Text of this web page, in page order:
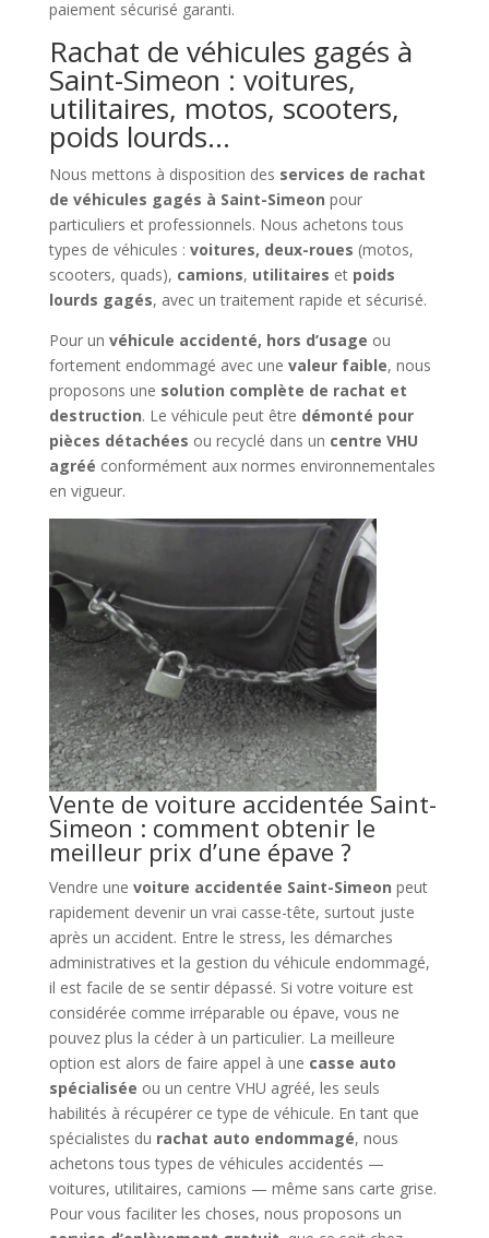
paiement sécurisé garanti.
Rachat de véhicules gagés à
Saint-Simeon : voitures,
utilitaires, motos, scooters,
poids lourds…
Nous mettons à disposition des services de rachat
de véhicules gagés à Saint-Simeon pour
particuliers et professionnels. Nous achetons tous
types de véhicules : voitures, deux-roues (motos,
scooters, quads), camions, utilitaires et poids
lourds gagés, avec un traitement rapide et sécurisé.
Pour un véhicule accidenté, hors d’usage ou
fortement endommagé avec une valeur faible, nous
proposons une solution complète de rachat et
destruction. Le véhicule peut être démonté pour
pièces détachées ou recyclé dans un centre VHU
agréé conformément aux normes environnementales
en vigueur.
Vente de voiture accidentée Saint-
Simeon : comment obtenir le
meilleur prix d’une épave ?
Vendre une voiture accidentée Saint-Simeon peut
rapidement devenir un vrai casse-tête, surtout juste
après un accident. Entre le stress, les démarches
administratives et la gestion du véhicule endommagé,
il est facile de se sentir dépassé. Si votre voiture est
considérée comme irréparable ou épave, vous ne
pouvez plus la céder à un particulier. La meilleure
option est alors de faire appel à une casse auto
spécialisée ou un centre VHU agréé, les seuls
habilités à récupérer ce type de véhicule. En tant que
spécialistes du rachat auto endommagé, nous
achetons tous types de véhicules accidentés —
voitures, utilitaires, camions — même sans carte grise.
Pour vous faciliter les choses, nous proposons un